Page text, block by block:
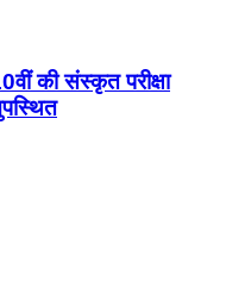
की संस्कृत परीक्षा